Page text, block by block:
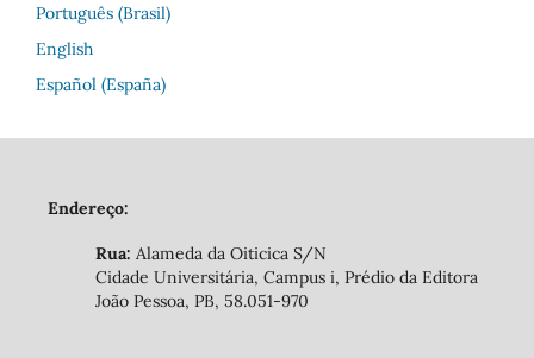
Português (Brasil)
English
Español (España)
Endereço:
Rua: Alameda da Oiticica S/N
Cidade Universitária, Campus i, Prédio da Editora
João Pessoa, PB, 58.051-970